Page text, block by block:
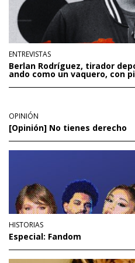
ENTREVISTAS
Berlan Rodríguez, tirador
ando como un vaquero, con
OPINIÓN
[Opinión] No tienes derecho
HISTORIAS
Especial: Fandom